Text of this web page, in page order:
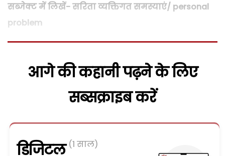
सब्जेक्ट में लिखें- सरिता व्यक्तिगत समस्याएं/ personal
problem
आगे की कहानी पढ़ने के लिए
सब्सक्राइब करें
डिजिटल (1 साल)